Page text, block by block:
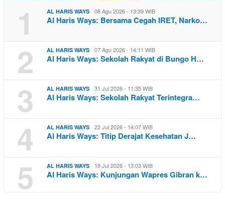
1 AL HARIS WAYS 08 Agu 2026 - 13:39 WIB
Al Haris Ways: Bersama Cegah IRET, Narko…
2 AL HARIS WAYS 07 Agu 2026 - 14:11 WIB
Al Haris Ways: Sekolah Rakyat di Bungo H…
3 AL HARIS WAYS 31 Jul 2026 - 11:35 WIB
Al Haris Ways: Sekolah Rakyat Terintegra…
4 AL HARIS WAYS 22 Jul 2026 - 14:07 WIB
Al Haris Ways: Titip Derajat Kesehatan J…
5 AL HARIS WAYS 19 Jul 2026 - 13:03 WIB
Al Haris Ways: Kunjungan Wapres Gibran k…